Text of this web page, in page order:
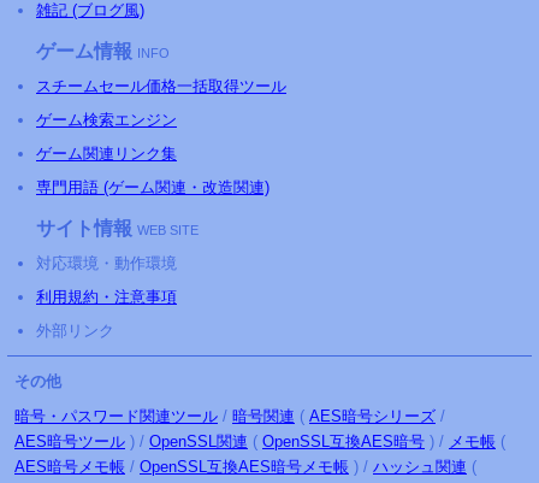
雑記 (ブログ風)
ゲーム情報 INFO
スチームセール価格一括取得ツール
ゲーム検索エンジン
ゲーム関連リンク集
専門用語 (ゲーム関連・改造関連)
サイト情報 WEB SITE
対応環境・動作環境
利用規約・注意事項
外部リンク
その他
暗号・パスワード関連ツール / 暗号関連 ( AES暗号シリーズ /
AES暗号ツール ) / OpenSSL関連 ( OpenSSL互換AES暗号 ) / メモ帳 (
AES暗号メモ帳 / OpenSSL互換AES暗号メモ帳 ) / ハッシュ関連 (